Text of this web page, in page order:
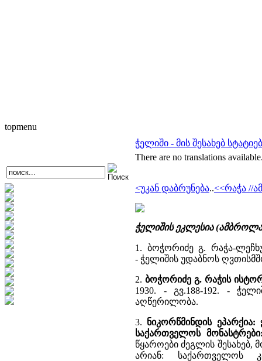
topmenu
ჭელიში - მის შესახებ
There are no translations
<უკან დაბრუნება..<<რაჭა //
ჭელიშის ეკლესია
1. ბოჭორიძე გ. რაჭა-
- ჭელიშის უდაბნოს
2. ბოჭორიძე გ. რაჭის
1930. - გვ.188-192. -
აღწერილობა.
3. ნიკორწმინდის
საქართველოს
წყაროები ძეგლის
არიან: საქართველოს